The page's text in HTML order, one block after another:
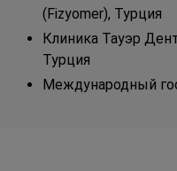
(Fizyomer), Турция
Клиника Тауэр
Турция
Международный